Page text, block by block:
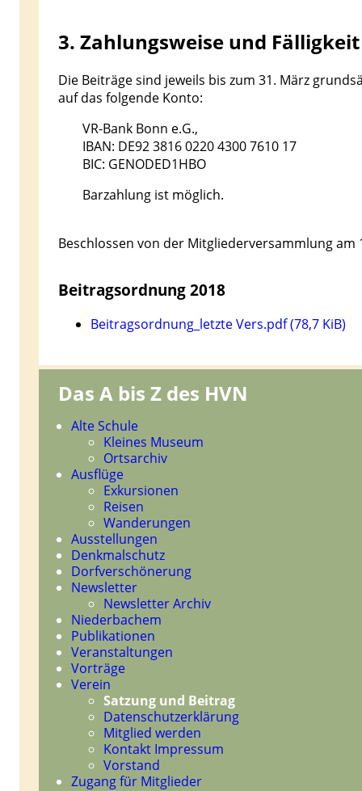
3. Zahlungsweise und Fälligkeit
Die Beiträge sind jeweils bis zum 31. März
auf das folgende Konto:
VR-Bank Bonn e.G.,
IBAN: DE92 3816 0220 4300 7610 17
BIC: GENODED1HBO
Barzahlung ist möglich.
Beschlossen von der Mitgliederversammlung am
Beitragsordnung 2018
Beitragsordnung_letzte Vers.pdf(78,7 KiB)
Das A bis Z des HVN
Navigation
überspringen
Alte Schule
Kleines Museum
Ortsarchiv
Ausflüge
Exkursionen
Reisen
Wanderungen
Ausstellungen
Denkmalschutz
Dorfverschönerung
Newsletter
Newsletter Archiv
Niederbachem
Publikationen
Veranstaltungen
Vorträge
Verein
Satzung und Beitrag
Datenschutzerklärung
Mitglied werden
Kontakt Impressum
Vorstand
Zugang für Mitglieder